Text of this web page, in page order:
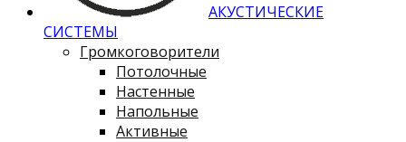
АКУСТИЧЕСКИЕ
СИСТЕМЫ
Громкоговорители
Потолочные
Настенные
Напольные
Активные